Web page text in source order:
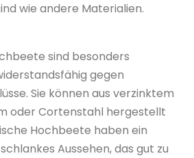
wie andere Materialien.
sind besonders
gegen
Sie können aus verzinktem
oder Cortenstahl hergestellt
Hochbeete haben ein
Aussehen, das gut zu